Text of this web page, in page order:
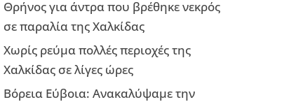
Θρήνος για άντρα που βρέθηκε νεκρός
σε παραλία της Χαλκίδας
Χωρίς ρεύμα πολλές περιοχές της
Χαλκίδας σε λίγες ώρες
Βόρεια Εύβοια: Ανακαλύψαμε την